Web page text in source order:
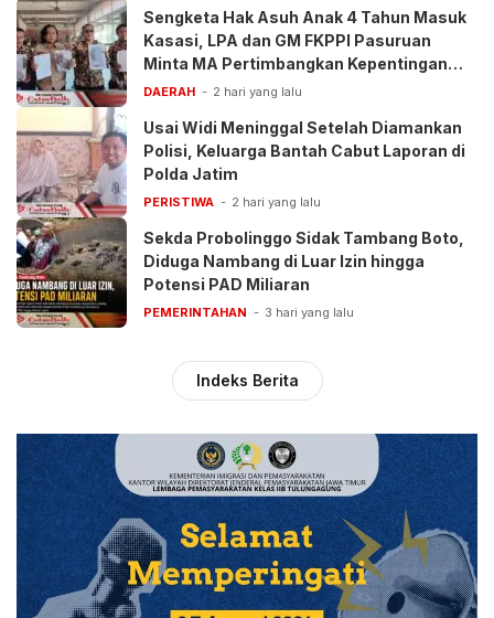
Sengketa Hak Asuh Anak 4 Tahun Masuk
Kasasi, LPA dan GM FKPPI Pasuruan
Minta MA Pertimbangkan Kepentingan
Anak
DAERAH 2 hari yang lalu
Usai Widi Meninggal Setelah Diamankan
Polisi, Keluarga Bantah Cabut Laporan di
Polda Jatim
PERISTIWA 2 hari yang lalu
Sekda Probolinggo Sidak Tambang Boto,
Diduga Nambang di Luar Izin hingga
Potensi PAD Miliaran
PEMERINTAHAN 3 hari yang lalu
Indeks Berita